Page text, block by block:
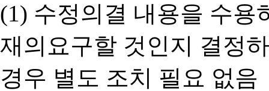
(1) 수정의결 내용을 수용
재의요구할 것인지 결정
경우 별도 조치 필요 없음